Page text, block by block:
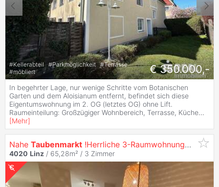
#Kellerabteil #Parkmöglichkeit #Terrasse
#möbliert € 350.000,-
In begehrter Lage, nur wenige Schritte vom Botanischen
Garten und dem Aloisianum entfernt, befindet sich diese
Eigentumswohnung im 2. OG (letztes OG) ohne Lift.
Raumeinteilung: Großzügiger Wohnbereich, Terrasse, Küche...
[Mehr]
Nahe Taubenmarkt !Herrliche 3-RaumwohnungGroßer Balkon im ruhigen Innenhof!
4020 Linz / 65,28m² / 3 Zimmer